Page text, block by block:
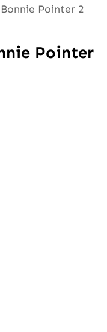
Pointer 2
Pointer